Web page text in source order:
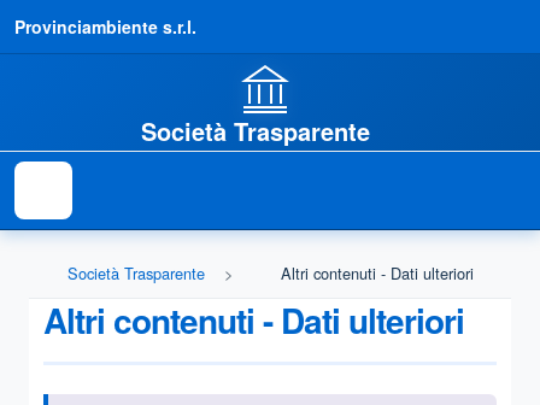
Provinciambiente s.r.l.
Società Trasparente
Società Trasparente Altri contenuti - Dati ulteriori
Altri contenuti - Dati ulteriori